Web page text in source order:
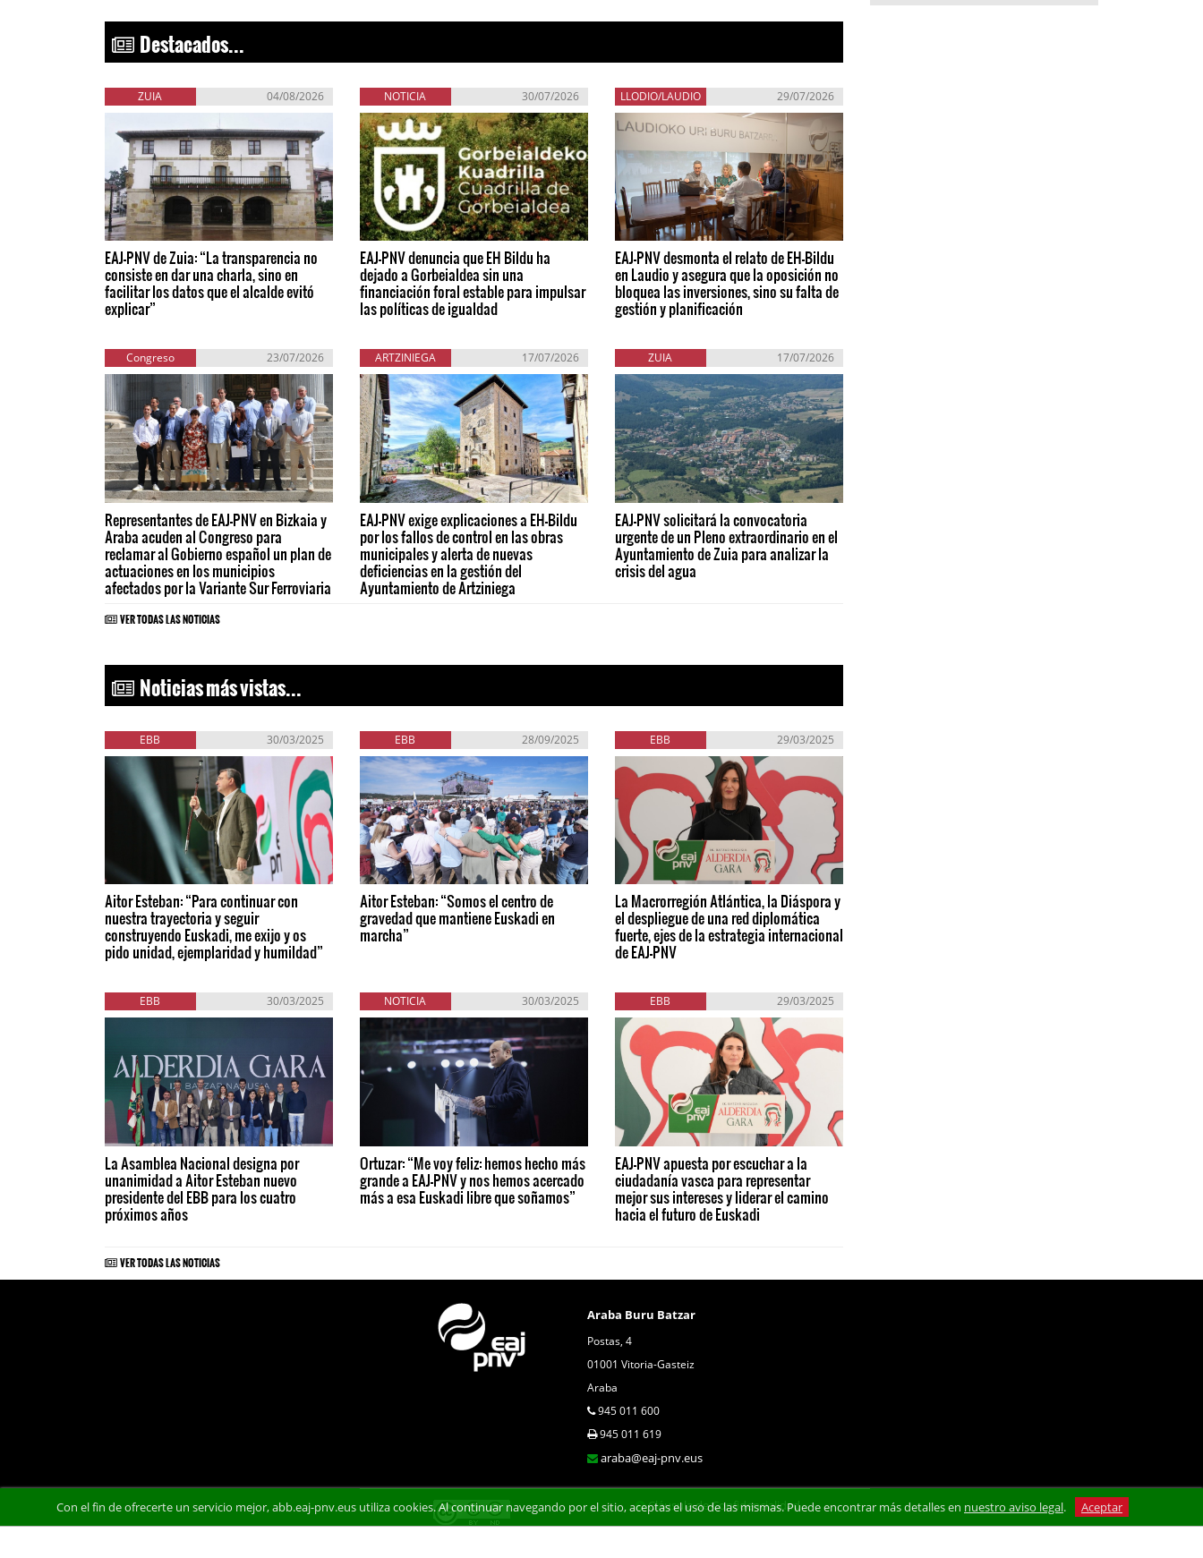
Destacados...
ZUIA 04/08/2026
EAJ-PNV de Zuia: “La transparencia no
consiste en dar una charla, sino en
facilitar los datos que el alcalde evitó
explicar”
NOTICIA 30/07/2026
EAJ-PNV denuncia que EH Bildu ha
dejado a Gorbeialdea sin una
financiación foral estable para impulsar
las políticas de igualdad
LLODIO/LAUDIO 29/07/2026
EAJ-PNV desmonta el relato de EH-Bildu
en Laudio y asegura que la oposición no
bloquea las inversiones, sino su falta de
gestión y planificación
Congreso 23/07/2026
Representantes de EAJ-PNV en Bizkaia y
Araba acuden al Congreso para
reclamar al Gobierno español un plan de
actuaciones en los municipios
afectados por la Variante Sur Ferroviaria
ARTZINIEGA 17/07/2026
EAJ-PNV exige explicaciones a EH-Bildu
por los fallos de control en las obras
municipales y alerta de nuevas
deficiencias en la gestión del
Ayuntamiento de Artziniega
ZUIA 17/07/2026
EAJ-PNV solicitará la convocatoria
urgente de un Pleno extraordinario en el
Ayuntamiento de Zuia para analizar la
crisis del agua
VER TODAS LAS NOTICIAS
Noticias más vistas...
EBB 30/03/2025
Aitor Esteban: “Para continuar con
nuestra trayectoria y seguir
construyendo Euskadi, me exijo y os
pido unidad, ejemplaridad y humildad”
EBB 28/09/2025
Aitor Esteban: “Somos el centro de
gravedad que mantiene Euskadi en
marcha”
EBB 29/03/2025
La Macrorregión Atlántica, la Diáspora y
el despliegue de una red diplomática
fuerte, ejes de la estrategia internacional
de EAJ-PNV
EBB 30/03/2025
La Asamblea Nacional designa por
unanimidad a Aitor Esteban nuevo
presidente del EBB para los cuatro
próximos años
NOTICIA 30/03/2025
Ortuzar: “Me voy feliz: hemos hecho más
grande a EAJ-PNV y nos hemos acercado
más a esa Euskadi libre que soñamos”
EBB 29/03/2025
EAJ-PNV apuesta por escuchar a la
ciudadanía vasca para representar
mejor sus intereses y liderar el camino
hacia el futuro de Euskadi
VER TODAS LAS NOTICIAS
Araba Buru Batzar
Postas, 4
01001 Vitoria-Gasteiz
Araba
945 011 600
945 011 619
araba@eaj-pnv.eus
Cláusula de Confidencialidad
Con el fin de ofrecerte un servicio mejor, abb.eaj-pnv.eus utiliza cookies. Al continuar navegando por el sitio, aceptas el uso de las mismas. Puede encontrar más detalles en nuestro aviso legal. Aceptar